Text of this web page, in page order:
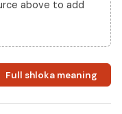
above to add
Full shloka meaning